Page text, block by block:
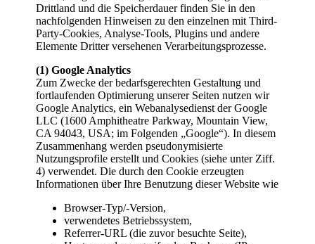
Drittland und die Speicherdauer finden Sie in den
nachfolgenden Hinweisen zu den einzelnen mit Third-
Party-Cookies, Analyse-Tools, Plugins und andere
Elemente Dritter versehenen Verarbeitungsprozesse.
(1) Google Analytics
Zum Zwecke der bedarfsgerechten Gestaltung und
fortlaufenden Optimierung unserer Seiten nutzen wir
Google Analytics, ein Webanalysedienst der Google
LLC (1600 Amphitheatre Parkway, Mountain View,
CA 94043, USA; im Folgenden „Google“). In diesem
Zusammenhang werden pseudonymisierte
Nutzungsprofile erstellt und Cookies (siehe unter Ziff.
4) verwendet. Die durch den Cookie erzeugten
Informationen über Ihre Benutzung dieser Website wie
Browser-Typ/-Version,
verwendetes Betriebssystem,
Referrer-URL (die zuvor besuchte Seite),